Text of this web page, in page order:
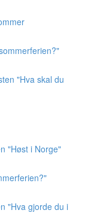
"Hva skal du
"Høst i Norge"
"Hva gjorde du i